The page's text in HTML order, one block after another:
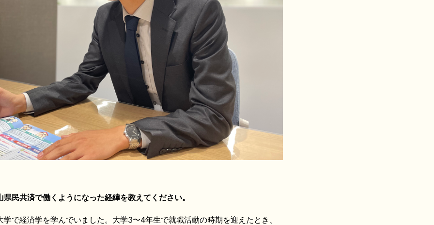
民共済で働くようになった経緯を教えてください。
で経済学を学んでいました。大学3〜4年生で就職活動の時期を迎えたとき、